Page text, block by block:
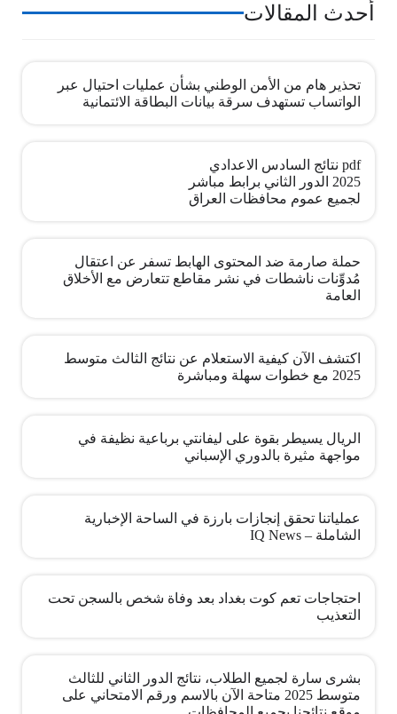
أحدث المقالات
تحذير هام من الأمن الوطني بشأن عمليات احتيال عبر
الواتساب تستهدف سرقة بيانات البطاقة الائتمانية
pdf نتائج السادس الاعدادي
2025 الدور الثاني برابط مباشر
لجميع عموم محافظات العراق
حملة صارمة ضد المحتوى الهابط تسفر عن اعتقال
مُدوِّنات ناشطات في نشر مقاطع تتعارض مع الأخلاق
العامة
اكتشف الآن كيفية الاستعلام عن نتائج الثالث متوسط
2025 مع خطوات سهلة ومباشرة
الريال يسيطر بقوة على ليفانتي برباعية نظيفة في
مواجهة مثيرة بالدوري الإسباني
عملياتنا تحقق إنجازات بارزة في الساحة الإخبارية
الشاملة – IQ News
احتجاجات تعم كوت بغداد بعد وفاة شخص بالسجن تحت
التعذيب
بشرى سارة لجميع الطلاب، نتائج الدور الثاني للثالث
متوسط 2025 متاحة الآن بالاسم ورقم الامتحاني على